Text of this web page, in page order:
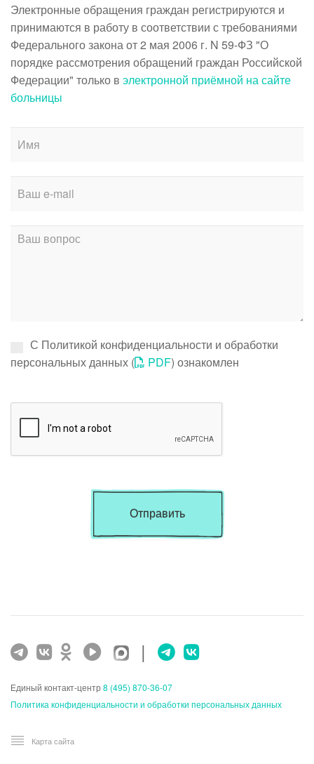
Электронные обращения граждан регистрируются и
принимаются в работу в соответствии с требованиями
Федерального закона от 2 мая 2006 г. N 59-ФЗ "О
порядке рассмотрения обращений граждан Российской
Федерации" только в электронной приёмной на сайте
больницы
С Политикой конфиденциальности и обработки
персональных данных (
PDF) ознакомлен
Отправить
|
Единый контакт-центр 8 (495) 870-36-07
Политика конфиденциальности и обработки персональных данных
Карта сайта